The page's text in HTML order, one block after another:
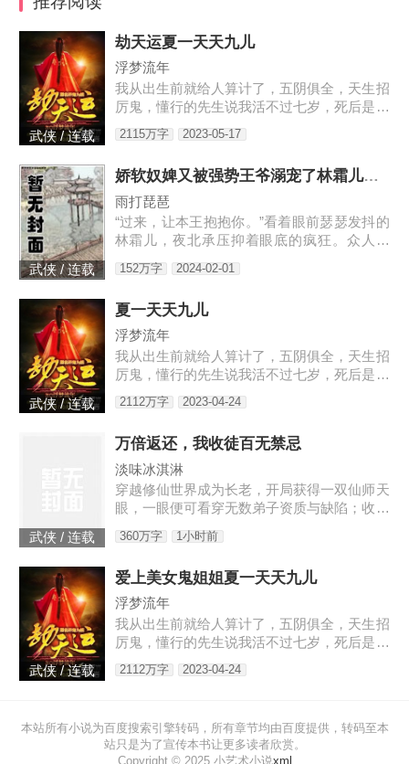
武侠 / 连载
劫天运夏一天天九儿
浮梦流年
我从出生前就给人算计了，五阴俱全，天生招
厉鬼，懂行的先生说我活不过七岁，死后是要
给人养成血衣小鬼害人的。外婆为了救我，给
我娶了童养媳，让我过起了安生日子，虽然后
2115万字 2023-05-17
武侠 / 连载
娇软奴婢又被强势王爷溺宠了林霜儿夜北承
雨打琵琶
“过来，让本王抱抱你。”看着眼前瑟瑟发抖的
林霜儿，夜北承压抑着眼底的疯狂。众人皆
偏宠幸了一个婢女，还当宝贝似的捧在手心。
不该沉迷于主子的宠爱。可这位主子，替她撑
腰，在她面前屈尊降贵，还给了她独一无二的
偏宠。林霜儿泥足深陷，心里眼里都只容得下
他。可是后来，主子带回一个姑娘，那姑娘
152万字 2024-02-01
武侠 / 连载
夏一天天九儿
浮梦流年
我从出生前就给人算计了，五阴俱全，天生招
厉鬼，懂行的先生说我活不过七岁，死后是要
给人养成血衣小鬼害人的。外婆为了救我，给
我娶了童养媳，让我过起了安生日子，虽然后
2112万字 2023-04-24
武侠 / 连载
万倍返还，我收徒百无禁忌
淡味冰淇淋
穿越修仙世界成为长老，开局获得一双仙师天
眼，一眼便可看穿无数弟子资质与缺陷；收徒
我越强。 自此，张云开启了一条收徒养徒之
百倍返还，你突破到了筑基期巅峰！” “你培养
徒弟修为从筑基期突破，获得千倍返还，你突
破到了金丹期巅峰！” “你培养徒弟修为从金丹
期突破，获得万倍返还，你突破到了元婴期巅
360万字 1小时前
武侠 / 连载
爱上美女鬼姐姐夏一天天九儿
浮梦流年
我从出生前就给人算计了，五阴俱全，天生招
厉鬼，懂行的先生说我活不过七岁，死后是要
给人养成血衣小鬼害人的。外婆为了救我，给
我娶了童养媳，让我过起了安生日子，虽然后
2112万字 2023-04-24
本站所有小说为百度搜索引擎转码，所有章节均由百度提供，转码至本
站只是为了宣传本书让更多读者欣赏。